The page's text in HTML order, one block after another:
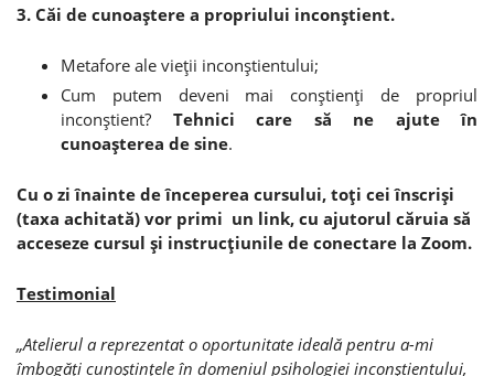
3. Căi de cunoaştere a propriului inconştient.
Metafore ale vieţii inconştientului;
Cum putem deveni mai conştienţi de propriul
inconştient? Tehnici care să ne ajute în
cunoaşterea de sine.
Cu o zi înainte de începerea cursului, toţi cei înscrişi
(taxa achitată) vor primi un link, cu ajutorul căruia să
acceseze cursul şi instrucţiunile de conectare la Zoom.
Testimonial
„Atelierul a reprezentat o oportunitate ideală pentru a-mi
îmbogăţi cunoştinţele în domeniul psihologiei inconştientului,